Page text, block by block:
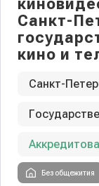
Санкт-
кино и
Санкт-
Без общежития